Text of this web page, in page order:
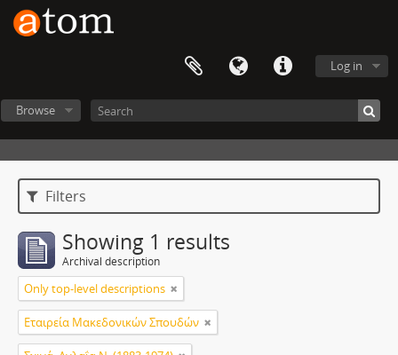
Log in
Browse
Filters
Showing 1 results
Archival description
Only top-level descriptions
Εταιρεία Μακεδονικών Σπουδών